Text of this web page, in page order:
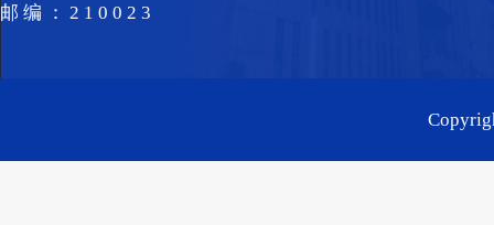
邮编：210023